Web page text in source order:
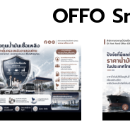
OFFO